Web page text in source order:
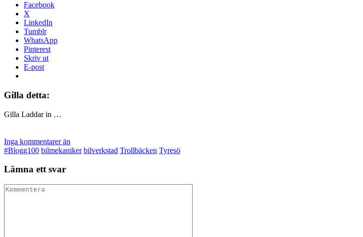
Facebook
X
LinkedIn
Tumblr
WhatsApp
Pinterest
Skriv ut
E-post
Gilla detta:
Gilla Laddar in …
Inga kommentarer än
#Blogg100 bilmekaniker bilverkstad Trollbäcken Tyresö
Lämna ett svar